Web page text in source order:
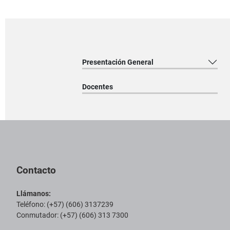
Presentación General
Docentes
Contacto
Llámanos:
Teléfono: (+57) (606) 3137239
Conmutador: (+57) (606) 313 7300